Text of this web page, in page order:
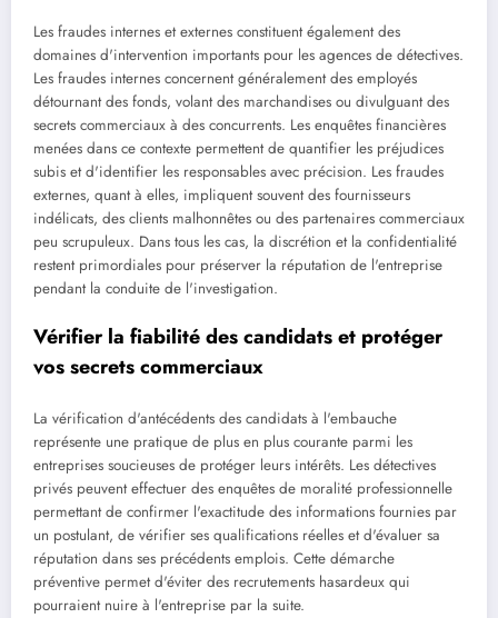
Les fraudes internes et externes constituent également des
domaines d'intervention importants pour les agences de détectives.
Les fraudes internes concernent généralement des employés
détournant des fonds, volant des marchandises ou divulguant des
secrets commerciaux à des concurrents. Les enquêtes financières
menées dans ce contexte permettent de quantifier les préjudices
subis et d'identifier les responsables avec précision. Les fraudes
externes, quant à elles, impliquent souvent des fournisseurs
indélicats, des clients malhonnêtes ou des partenaires commerciaux
peu scrupuleux. Dans tous les cas, la discrétion et la confidentialité
restent primordiales pour préserver la réputation de l'entreprise
pendant la conduite de l'investigation.
Vérifier la fiabilité des candidats et protéger
vos secrets commerciaux
La vérification d'antécédents des candidats à l'embauche
représente une pratique de plus en plus courante parmi les
entreprises soucieuses de protéger leurs intérêts. Les détectives
privés peuvent effectuer des enquêtes de moralité professionnelle
permettant de confirmer l'exactitude des informations fournies par
un postulant, de vérifier ses qualifications réelles et d'évaluer sa
réputation dans ses précédents emplois. Cette démarche
préventive permet d'éviter des recrutements hasardeux qui
pourraient nuire à l'entreprise par la suite.